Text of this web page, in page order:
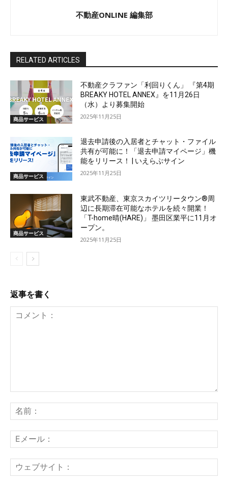
不動産ONLINE 編集部
RELATED ARTICLES
商品サービス
不動産クラファン「利回りくん」 『第4期
BREAKY HOTEL ANNEX』を11月26日
（水）より募集開始
2025年11月25日
商品サービス
退去申請後の入居者とチャット・ファイル
共有が可能に！「退去申請マイページ」機
能をリリース！ | いえらぶサイン
2025年11月25日
商品サービス
東武不動産、東京スカイツリータウン®周
辺に長期滞在可能なホテルを続々開業！
「T-home晴(HARE)」 墨田区業平に11月オ
ープン。
2025年11月25日
返事を書く
メ
ト
：
前
メ
ル
ェ